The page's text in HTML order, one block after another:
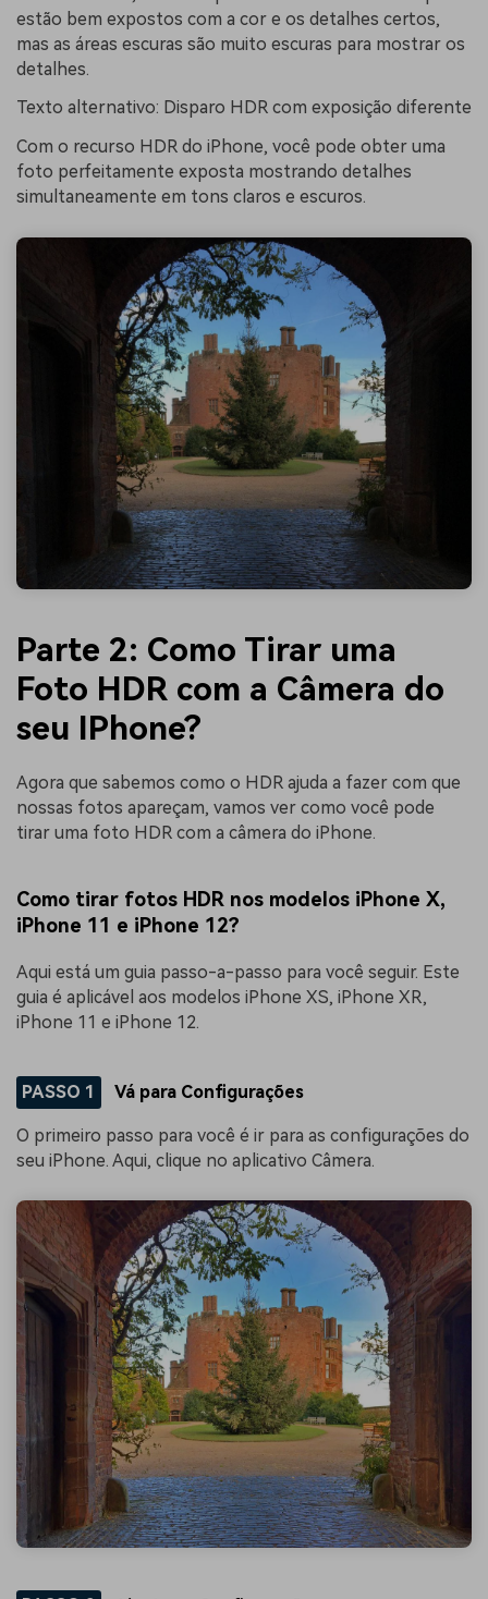
estão bem expostos com a cor e os detalhes certos,
mas as áreas escuras são muito escuras para mostrar os
detalhes.
Texto alternativo: Disparo HDR com exposição diferente
Com o recurso HDR do iPhone, você pode obter uma
foto perfeitamente exposta mostrando detalhes
simultaneamente em tons claros e escuros.
Parte 2: Como Tirar uma
Foto HDR com a Câmera do
seu IPhone?
Agora que sabemos como o HDR ajuda a fazer com que
nossas fotos apareçam, vamos ver como você pode
tirar uma foto HDR com a câmera do iPhone.
Como tirar fotos HDR nos modelos iPhone X,
iPhone 11 e iPhone 12?
Aqui está um guia passo-a-passo para você seguir. Este
guia é aplicável aos modelos iPhone XS, iPhone XR,
iPhone 11 e iPhone 12.
PASSO 1 Vá para Configurações
O primeiro passo para você é ir para as configurações do
seu iPhone. Aqui, clique no aplicativo Câmera.